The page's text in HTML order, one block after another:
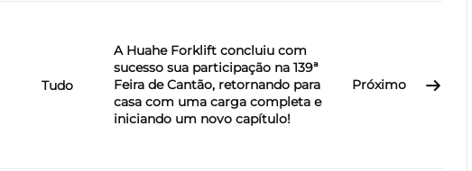
Tudo
A Huahe Forklift concluiu com
sucesso sua participação na 139ª
Feira de Cantão, retornando para
casa com uma carga completa e
iniciando um novo capítulo!
Próximo